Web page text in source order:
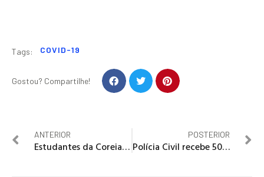
Tags: COVID-19
Gostou? Compartilhe!
ANTERIOR
Estudantes da Coreia do Sul voltarão às aulas dia 13 usando máscaras
POSTERIOR
Polícia Civil recebe 50 novas viaturas